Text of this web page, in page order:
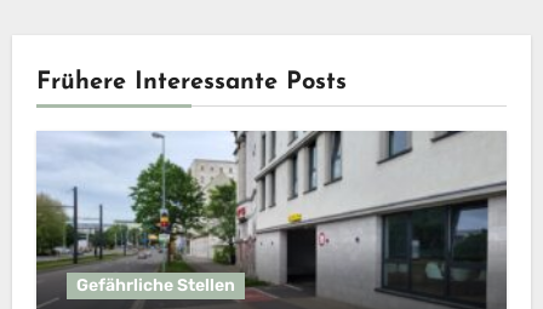
Frühere Interessante Posts
Gefährliche Stellen